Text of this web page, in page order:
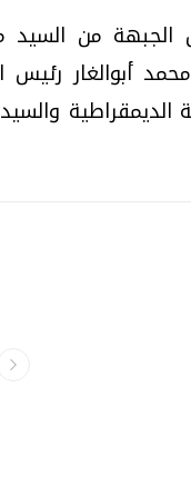
الجبهة من السيد
أبوالغار رئيس